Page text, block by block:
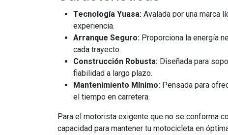
Tecnología Yuasa: Avalada por una marca
experiencia.
Arranque Seguro: Proporciona la energía
cada trayecto.
Construcción Robusta: Diseñada para
fiabilidad a largo plazo.
Mantenimiento Mínimo: Pensada para
el tiempo en carretera.
Para el motorista exigente que no se conforma
capacidad para mantener tu motocicleta en